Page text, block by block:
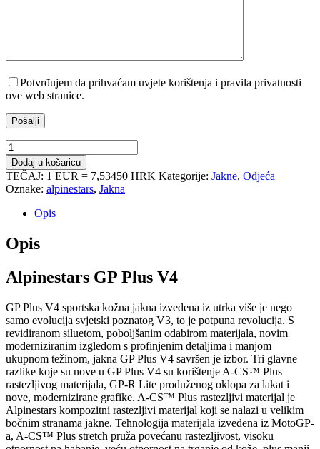
Potvrđujem da prihvaćam uvjete korištenja i pravila privatnosti
ove web stranice.
Jakna
Alpinestars
GP
Plus
V4
količina
Dodaj u košaricu
TEČAJ: 1 EUR = 7,53450 HRK Kategorije: Jakne, Odjeća
Oznake: alpinestars, Jakna
Opis
Opis
Alpinestars GP Plus V4
GP Plus V4 sportska kožna jakna izvedena iz utrka više je nego
samo evolucija svjetski poznatog V3, to je potpuna revolucija. S
revidiranom siluetom, poboljšanim odabirom materijala, novim
moderniziranim izgledom s profinjenim detaljima i manjom
ukupnom težinom, jakna GP Plus V4 savršen je izbor. Tri glavne
razlike koje su nove u GP Plus V4 su korištenje A-CS™ Plus
rastezljivog materijala, GP-R Lite produženog oklopa za lakat i
nove, modernizirane grafike. A-CS™ Plus rastezljivi materijal je
Alpinestars kompozitni rastezljivi materijal koji se nalazi u velikim
bočnim stranama jakne. Tehnologija materijala izvedena iz MotoGP-
a, A-CS™ Plus stretch pruža povećanu rastezljivost, visoku